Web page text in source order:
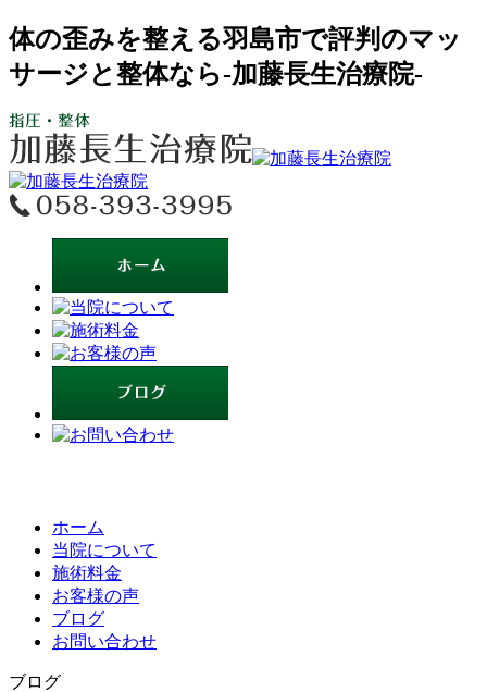
体の歪みを整える羽島市で評判のマッ
サージと整体なら-加藤長生治療院-
ホーム
当院について
施術料金
お客様の声
ブログ
お問い合わせ
ブログ